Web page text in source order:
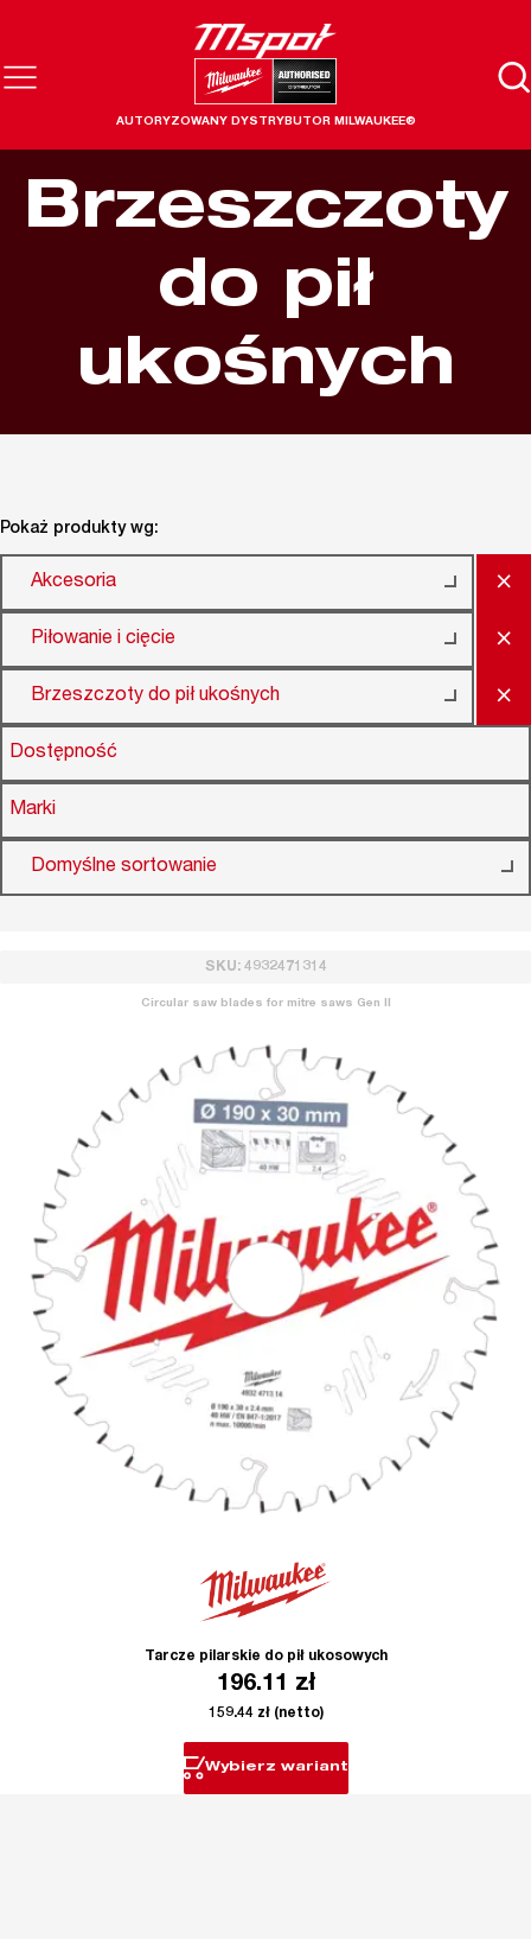
AUTORYZOWANY DYSTRYBUTOR MILWAUKEE®
Brzeszczoty
do pił
ukośnych
Pokaż produkty wg:
Akcesoria ×
Piłowanie i cięcie ×
Brzeszczoty do pił ukośnych ×
Dostępność
Marki
Domyślne sortowanie
SKU: 4932471314
Circular saw blades for mitre saws Gen II
Tarcze pilarskie do pił ukosowych
196.11 zł
159.44 zł(netto)
Wybierz wariant